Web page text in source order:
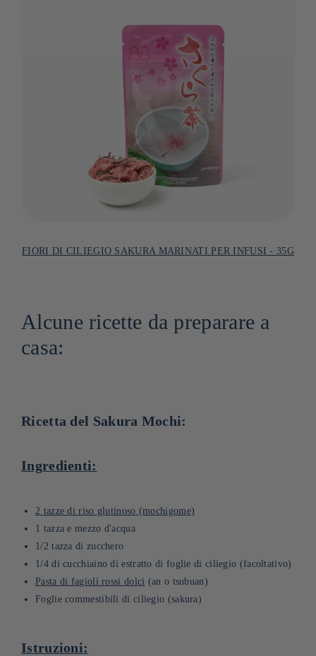
FIORI DI CILIEGIO SAKURA MARINATI PER INFUSI - 35G
Alcune ricette da preparare a
casa:
Ricetta del Sakura Mochi:
Ingredienti:
2 tazze di riso glutinoso (mochigome)
1 tazza e mezzo d'acqua
1/2 tazza di zucchero
1/4 di cucchiaino di estratto di foglie di ciliegio (facoltativo)
Pasta di fagioli rossi dolci (an o tsubuan)
Foglie commestibili di ciliegio (sakura)
Istruzioni: